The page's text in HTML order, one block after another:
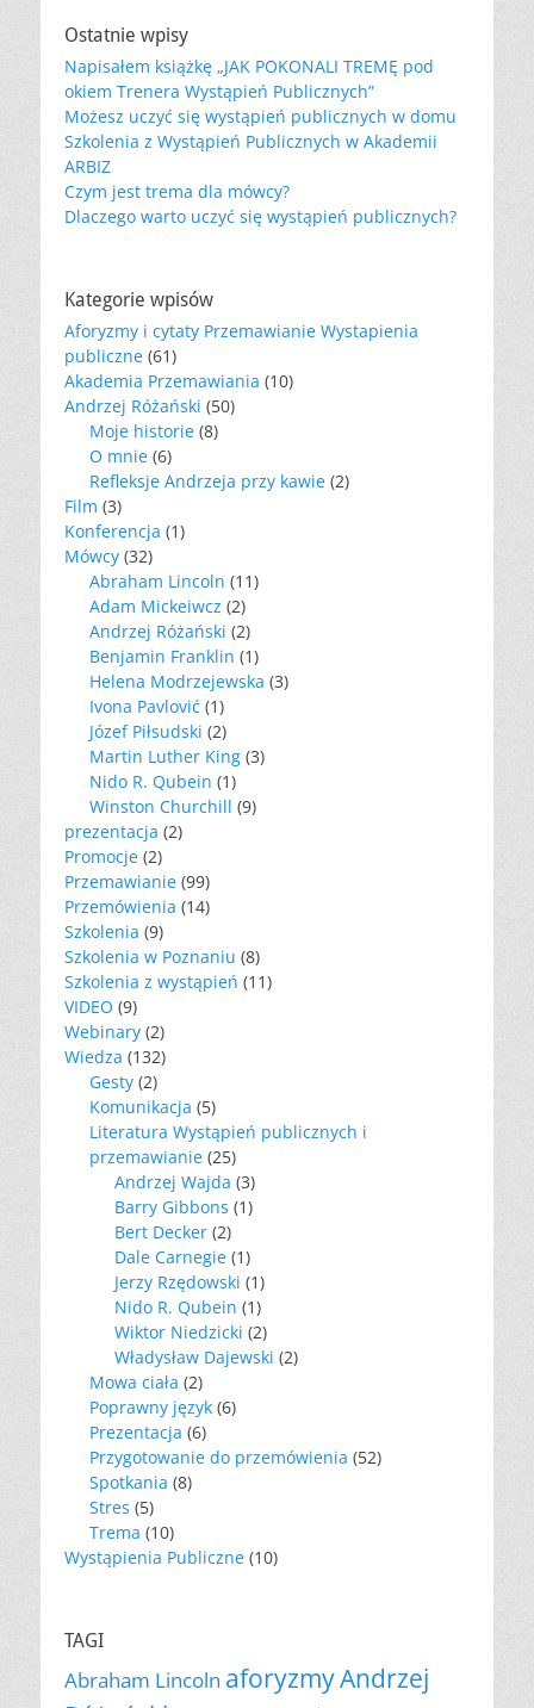
Ostatnie wpisy
Napisałem książkę „JAK POKONALI TREMĘ pod
okiem Trenera Wystąpień Publicznych”
Możesz uczyć się wystąpień publicznych w domu
Szkolenia z Wystąpień Publicznych w Akademii
ARBIZ
Czym jest trema dla mówcy?
Dlaczego warto uczyć się wystąpień publicznych?
Kategorie wpisów
Aforyzmy i cytaty Przemawianie Wystapienia
publiczne (61)
Akademia Przemawiania (10)
Andrzej Różański (50)
Moje historie (8)
O mnie (6)
Refleksje Andrzeja przy kawie (2)
Film (3)
Konferencja (1)
Mówcy (32)
Abraham Lincoln (11)
Adam Mickeiwcz (2)
Andrzej Różański (2)
Benjamin Franklin (1)
Helena Modrzejewska (3)
Ivona Pavlović (1)
Józef Piłsudski (2)
Martin Luther King (3)
Nido R. Qubein (1)
Winston Churchill (9)
prezentacja (2)
Promocje (2)
Przemawianie (99)
Przemówienia (14)
Szkolenia (9)
Szkolenia w Poznaniu (8)
Szkolenia z wystąpień (11)
VIDEO (9)
Webinary (2)
Wiedza (132)
Gesty (2)
Komunikacja (5)
Literatura Wystąpień publicznych i
przemawianie (25)
Andrzej Wajda (3)
Barry Gibbons (1)
Bert Decker (2)
Dale Carnegie (1)
Jerzy Rzędowski (1)
Nido R. Qubein (1)
Wiktor Niedzicki (2)
Władysław Dajewski (2)
Mowa ciała (2)
Poprawny język (6)
Prezentacja (6)
Przygotowanie do przemówienia (52)
Spotkania (8)
Stres (5)
Trema (10)
Wystąpienia Publiczne (10)
TAGI
Abraham Lincoln aforyzmyAndrzej